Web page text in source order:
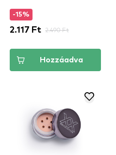
-15%
2.117 Ft 2.490 Ft
Hozzáadva